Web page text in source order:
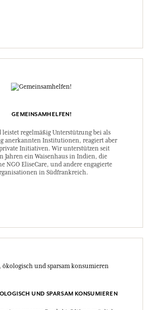
GEMEINSAMHELFEN!
leistet regelmäßig Unterstützung bei als
anerkannten Institutionen, reagiert aber
Initiativen. Wir unterstützen seit
Jahren ein Waisenhaus in Indien, die
NGO EliseCare, und andere engagierte
in Südfrankreich.
UND SPARSAM KONSUMIEREN